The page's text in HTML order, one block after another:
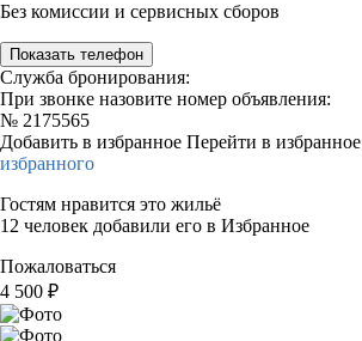
Без комиссии и сервисных сборов
Показать телефон
Служба бронирования:
При звонке назовите номер объявления:
№ 2175565
Добавить в избранное Перейти в избранное
избранного
Гостям нравится это жильё
12 человек добавили его в Избранное
Пожаловаться
4 500 ₽